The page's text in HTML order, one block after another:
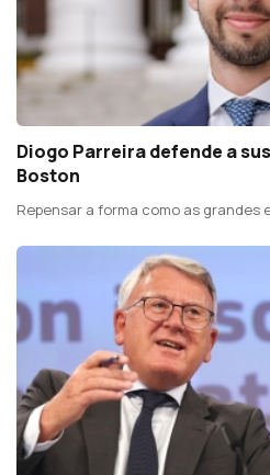
Diogo Parreira defende a
Boston
Repensar a forma como as grandes